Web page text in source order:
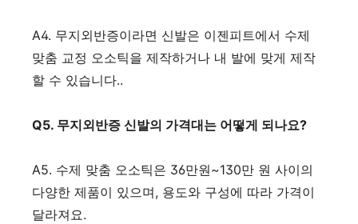
A4. 무지외반증이라면 신발은 이젠피트에서 수제
맞춤 교정 오소틱을 제작하거나 내 발에 맞게 제작
할 수 있습니다..
Q5. 무지외반증 신발의 가격대는 어떻게 되나요?
A5. 수제 맞춤 오소틱은 36만원~130만 원 사이의
다양한 제품이 있으며, 용도와 구성에 따라 가격이
달라져요.